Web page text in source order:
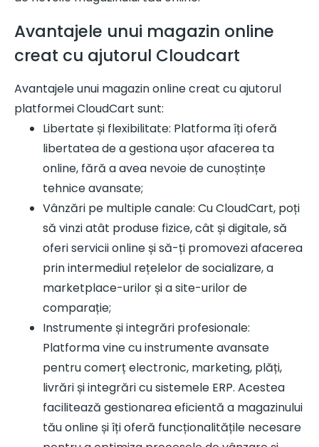
Avantajele unui magazin online
creat cu ajutorul Cloudcart
Avantajele unui magazin online creat cu ajutorul
platformei CloudCart sunt:
Libertate și flexibilitate: Platforma îți oferă
libertatea de a gestiona ușor afacerea ta
online, fără a avea nevoie de cunoștințe
tehnice avansate;
Vânzări pe multiple canale: Cu CloudCart, poți
să vinzi atât produse fizice, cât și digitale, să
oferi servicii online și să-ți promovezi afacerea
prin intermediul rețelelor de socializare, a
marketplace-urilor și a site-urilor de
comparație;
Instrumente și integrări profesionale:
Platforma vine cu instrumente avansate
pentru comerț electronic, marketing, plăți,
livrări și integrări cu sistemele ERP. Acestea
facilitează gestionarea eficientă a magazinului
tău online și îți oferă funcționalitățile necesare